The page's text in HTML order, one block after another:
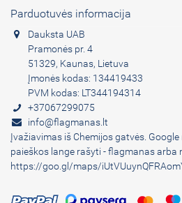
Parduotuvės informacija
Dauksta UAB
Pramonės pr. 4
51329, Kaunas, Lietuva
Įmonės kodas: 134419433
PVM kodas: LT344194314
+37067299075
info@flagmanas.lt
Įvažiavimas iš Chemijos gatvės.
paieškos lange rašyti - flagmanas arba
https://goo.gl/maps/